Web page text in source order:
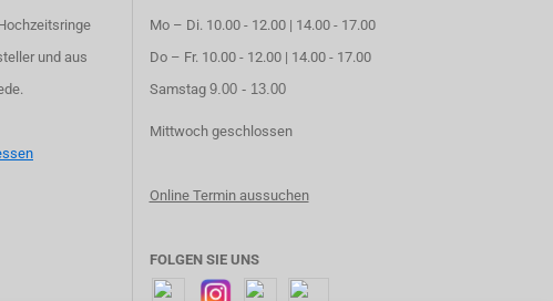
und aus
Mo – Di. 10.00 - 12.00 | 14.00 - 17.00
Do – Fr. 10.00 - 12.00 | 14.00 - 17.00
Samstag 9.00 - 13.00
Mittwoch geschlossen
Online Termin aussuchen
FOLGEN SIE UNS